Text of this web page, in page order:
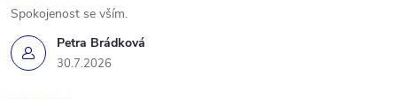
Petra Brádková
30.7.2026
Spokojenost se vším.